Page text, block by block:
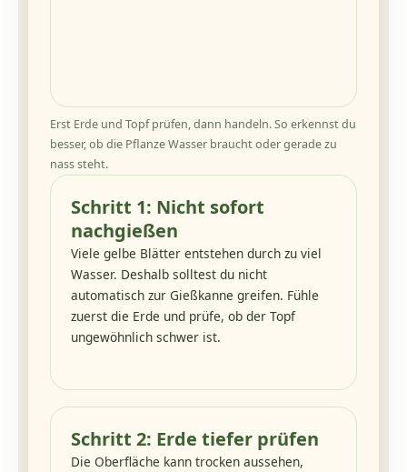
Erst Erde und Topf prüfen, dann handeln. So erkennst du
besser, ob die Pflanze Wasser braucht oder gerade zu
nass steht.
Schritt 1: Nicht sofort
nachgießen
Viele gelbe Blätter entstehen durch zu viel
Wasser. Deshalb solltest du nicht
automatisch zur Gießkanne greifen. Fühle
zuerst die Erde und prüfe, ob der Topf
ungewöhnlich schwer ist.
Schritt 2: Erde tiefer prüfen
Die Oberfläche kann trocken aussehen,